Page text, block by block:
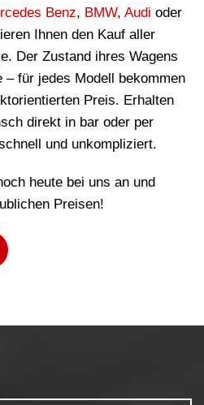
Benz, BMW, Audi oder
Ihnen den Kauf aller
Der Zustand ihres Wagens
für jedes Modell bekommen
Preis. Erhalten
direkt in bar oder per
und unkompliziert.
heute bei uns an und
Preisen!